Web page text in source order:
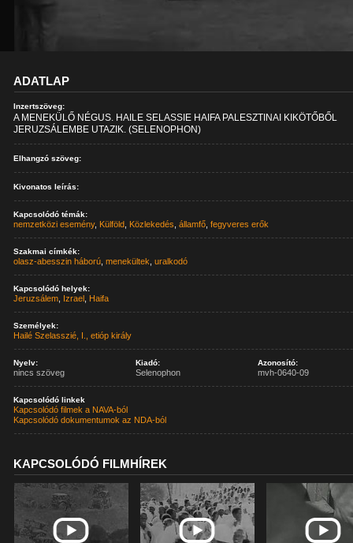
ADATLAP
Inzertszöveg:
A MENEKÜLŐ NÉGUS. HAILE SELASSIE HAIFA PALESZTINAI KIKÖTŐBŐL
JERUZSÁLEMBE UTAZIK. (SELENOPHON)
Elhangzó szöveg:
Kivonatos leírás:
Kapcsolódó témák:
nemzetközi esemény, Külföld Közlekedés ,államfő ,fegyveres erők
Szakmai címkék:
olasz-abesszin háború ,menekültek ,uralkodó
Kapcsolódó helyek:
Jeruzsálem Izrael Haifa
Személyek:
Hailé Szelasszié, I., etióp király
Nyelv:
nincs szöveg
Kiadó:
Selenophon
Azonosító:
mvh-0640-09
Kapcsolódó linkek
Kapcsolódó filmek a NAVA-ból
Kapcsolódó dokumentumok az NDA-ból
KAPCSOLÓDÓ FILMHÍREK